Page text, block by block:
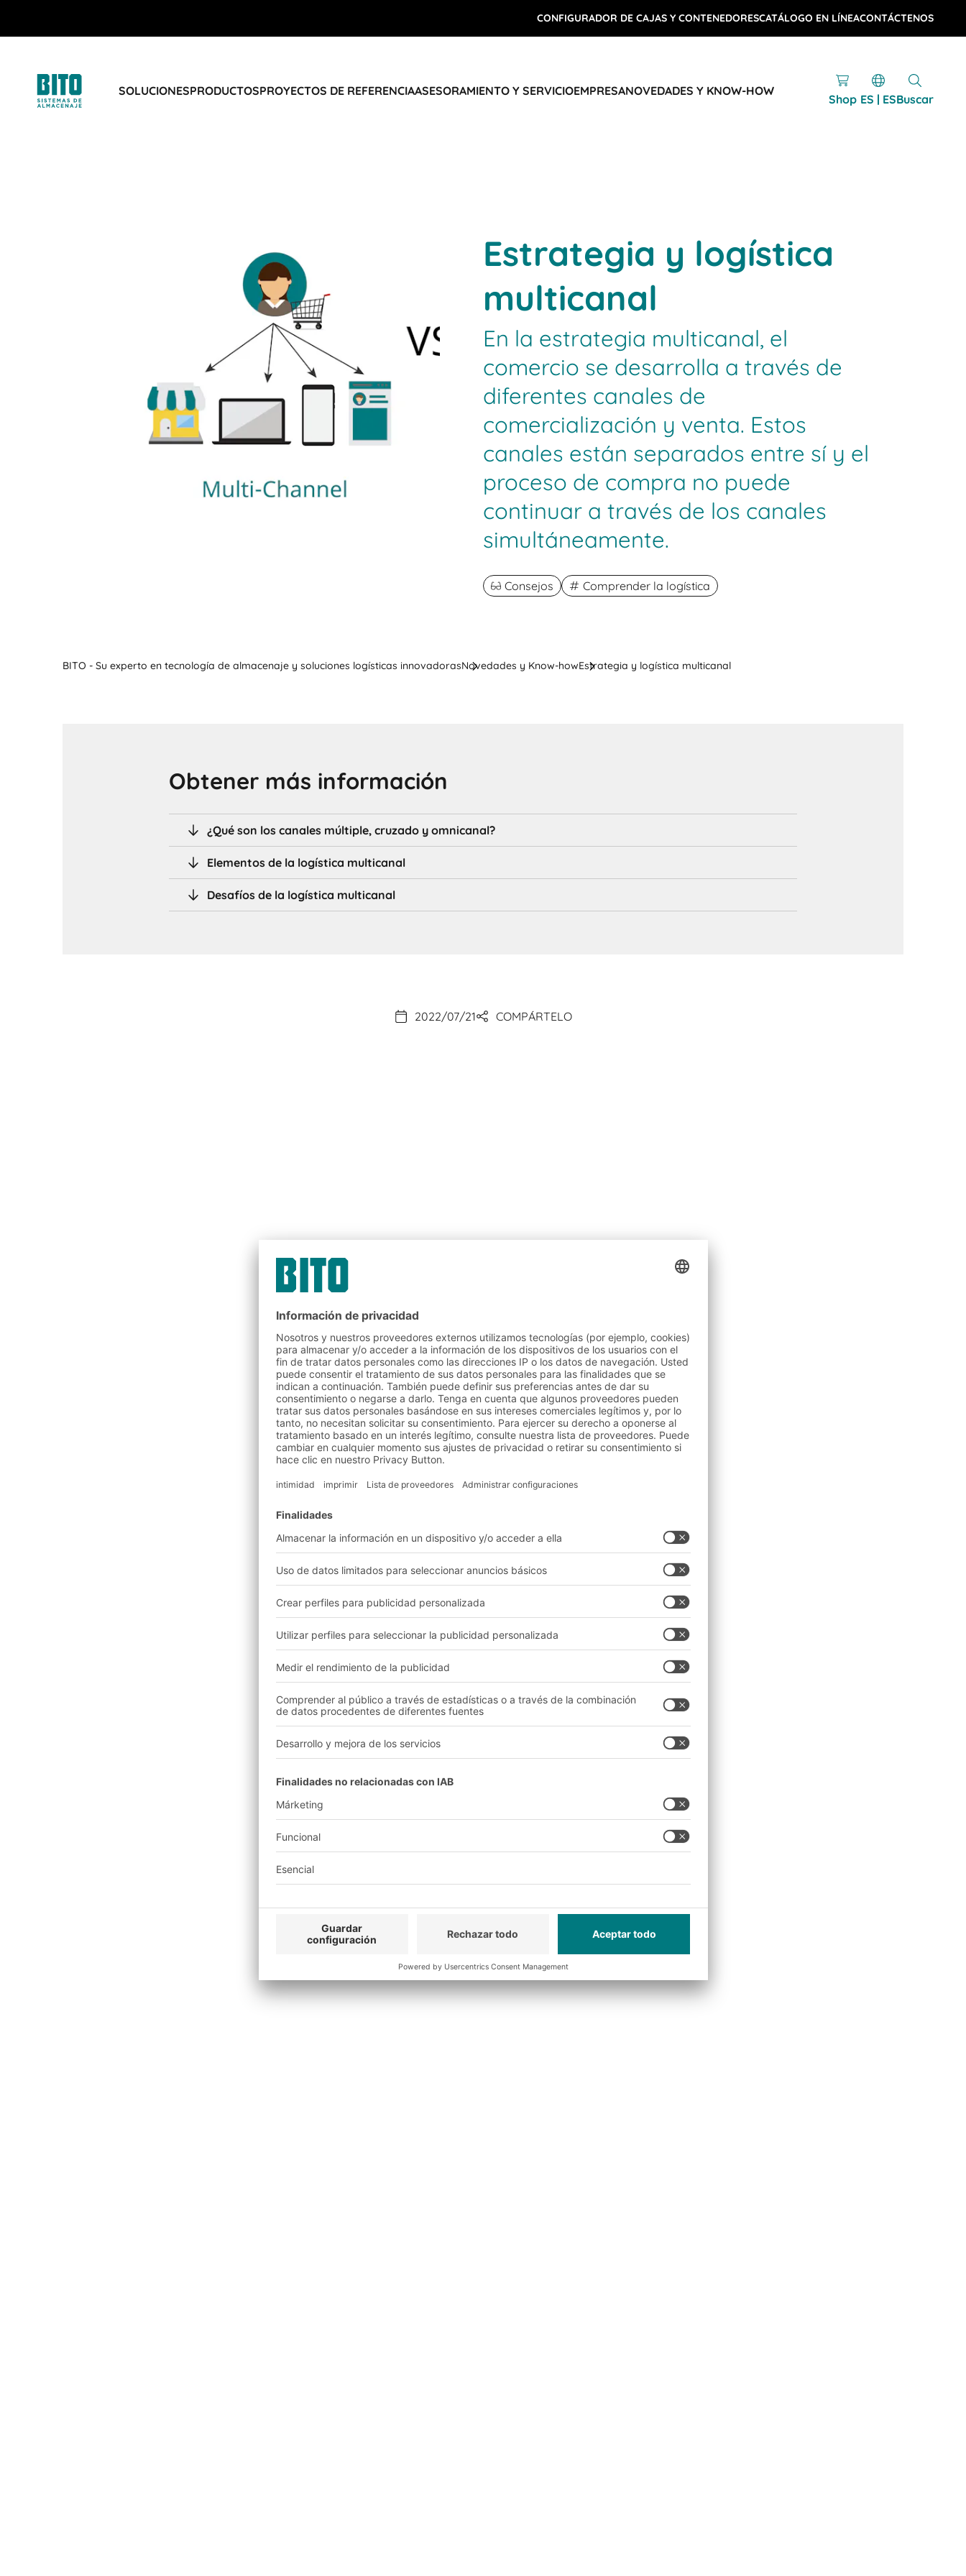
CONFIGURADOR DE CAJAS Y CONTENEDORESCATÁLOGO EN LÍNEACONTÁCTENOS
SOLUCIONESPRODUCTOSPROYECTOS DE REFERENCIAASESORAMIENTO Y SERVICIOEMPRESANOVEDADES Y KNOW-HOW
Shop ES | ESBuscar
Estrategia y logística
multicanal
En la estrategia multicanal, el
comercio se desarrolla a través de
diferentes canales de
comercialización y venta. Estos
canales están separados entre sí y el
proceso de compra no puede
continuar a través de los canales
simultáneamente.
Consejos Comprender la logística
BITO - Su experto en tecnología de almacenaje y soluciones logísticas innovadorasNovedades y Know-howEstrategia y logística multicanal
Obtener más información
¿Qué son los canales múltiple, cruzado y omnicanal?
Elementos de la logística multicanal
Desafíos de la logística multicanal
2022/07/21 COMPÁRTELO